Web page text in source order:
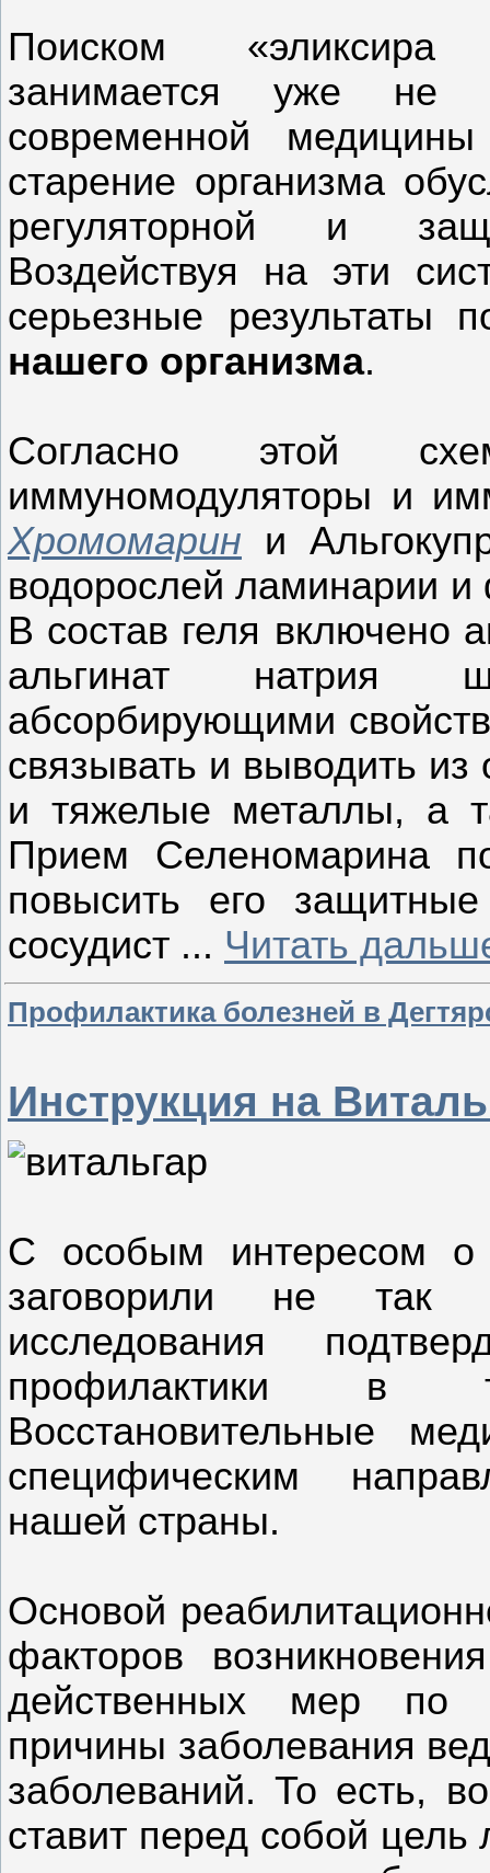
Поиском «эликсира
занимается уже не
современной
старение организма
регуляторной и
Воздействуя на эти
серьезные результаты
нашего организма.
Согласно этой
иммуномодуляторы и
Хромомарин и
водорослей ламинарии и
В состав геля включено
альгинат натрия
абсорбирующими
связывать и выводить
и тяжелые металлы, а
Прием Селеномарина
повысить его
сосудист ... Читать
Профилактика болезней в
Инструкция на
С особым интересом о
заговорили не так
исследования
профилактики в
Восстановительные
специфическим
нашей страны.
Основой
факторов
действенных мер по
причины заболевания
заболеваний. То есть,
ставит перед собой